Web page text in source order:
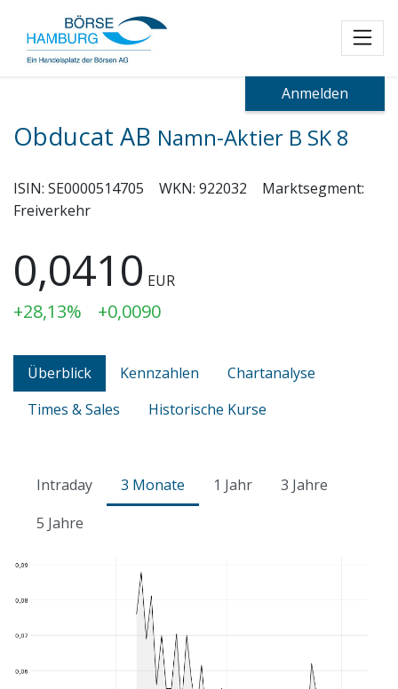
Anmelden
Obducat AB Namn-Aktier B SK 8
ISIN: SE0000514705 WKN: 922032
Marktsegment:
Freiverkehr
0,0410 EUR
+28,13% +0,0090
Überblick Kennzahlen
Chartanalyse
Times & Sales
Historische Kurse
Intraday 3 Monate 1 Jahr
3 Jahre
5 Jahre